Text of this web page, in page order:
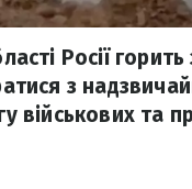
Росії
з
військових та